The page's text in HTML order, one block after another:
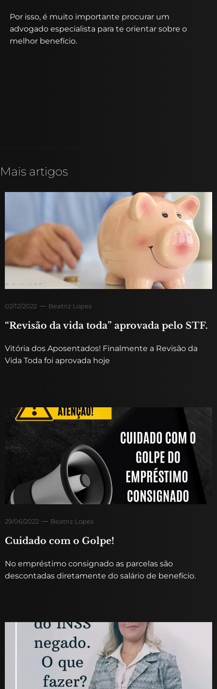
Por isso, é muito importante procurar um
advogado especialista para te orientar sobre o
melhor benefício.
Mais artigos
02/12/2022 Beatriz Lopes
“Revisão da vida toda” aprovada pelo STF.
Vitória dos Aposentados! Finalmente a Revisão da
Vida Toda foi aprovada hoje
29/06/2022 Beatriz Lopes
Cuidado com o Golpe!
No empréstimo consignado as parcelas são
descontadas diretamente do salário de benefício.